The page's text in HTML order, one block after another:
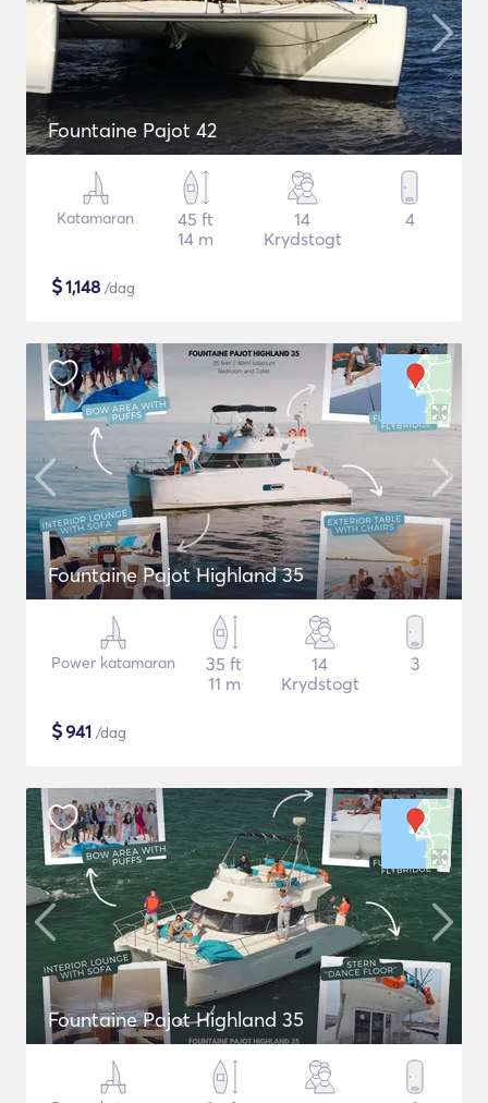
Fountaine Pajot 42
Katamaran
45 ft
14 m
14
Krydstogt
4
$1,148 /dag
Fountaine Pajot Highland 35
Power katamaran
35 ft
11 m
14
Krydstogt
3
$941 /dag
Fountaine Pajot Highland 35